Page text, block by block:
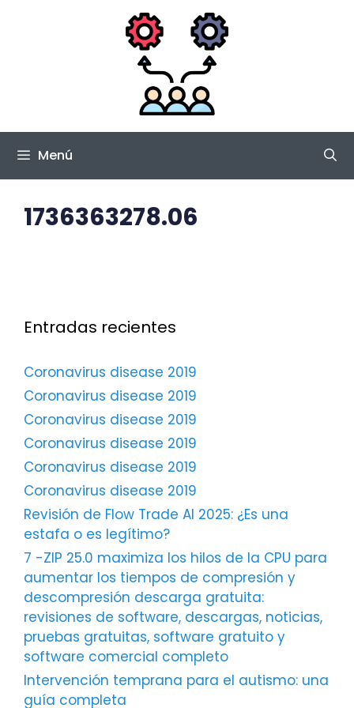
Menú
1736363278.06
Entradas recientes
Coronavirus disease 2019
Coronavirus disease 2019
Coronavirus disease 2019
Coronavirus disease 2019
Coronavirus disease 2019
Coronavirus disease 2019
Revisión de Flow Trade AI 2025: ¿Es una
estafa o es legítimo?
7 -ZIP 25.0 maximiza los hilos de la CPU para
aumentar los tiempos de compresión y
descompresión descarga gratuita:
revisiones de software, descargas, noticias,
pruebas gratuitas, software gratuito y
software comercial completo
Intervención temprana para el autismo: una
guía completa